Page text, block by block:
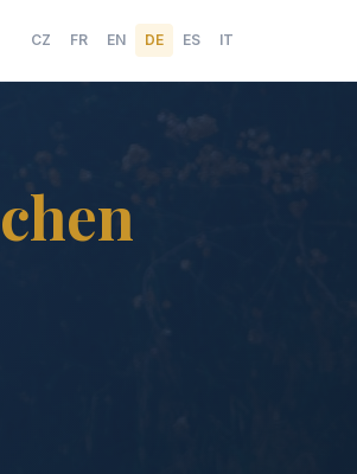
CZ FR EN DE ES IT